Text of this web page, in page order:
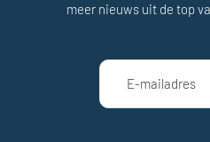
meer nieuws uit de top
E-mailadres